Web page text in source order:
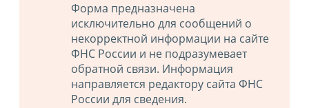
Форма предназначена
исключительно для сообщений о
некорректной информации на сайте
ФНС России и не подразумевает
обратной связи. Информация
направляется редактору сайта ФНС
России для сведения.